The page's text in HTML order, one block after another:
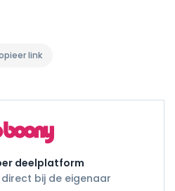
link
deelplatform
bij de eigenaar